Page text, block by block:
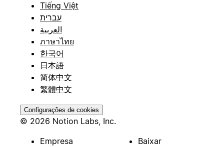
Tiếng Việt
עברית
العربية
ภาษาไทย
한국어
日本語
简体中文
繁體中文
Configurações de cookies
© 2026 Notion Labs, Inc.
Empresa
Baixar